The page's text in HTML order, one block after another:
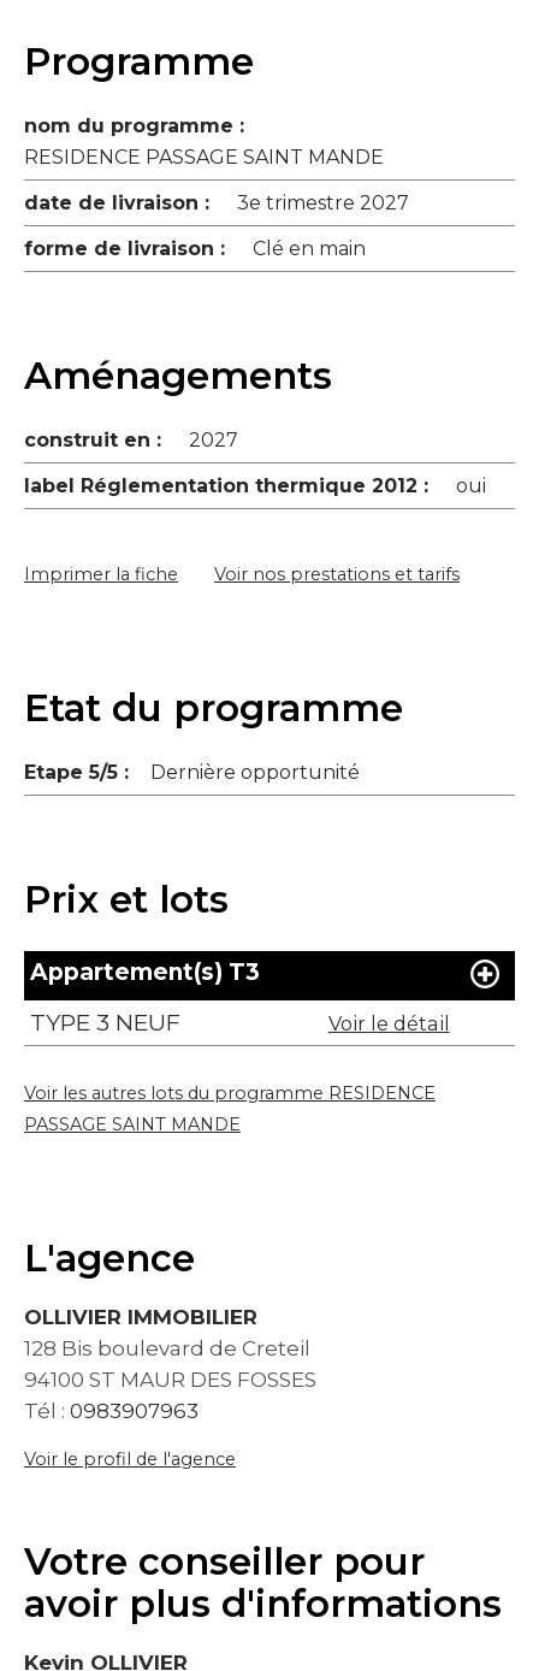
Programme
nom du programme :
RESIDENCE PASSAGE SAINT MANDE
date de livraison :
3e trimestre 2027
forme de livraison :
Clé en main
Aménagements
construit en :
2027
label Réglementation thermique 2012 :
oui
Imprimer la fiche Voir nos prestations et tarifs
Etat du programme
Etape 5/5 : Dernière opportunité
Prix et lots
Appartement(s) T3
TYPE 3 NEUF
Voir le détail
Voir les autres lots du programme RESIDENCE
PASSAGE SAINT MANDE
L'agence
OLLIVIER IMMOBILIER
128 Bis boulevard de Creteil
94100 ST MAUR DES FOSSES
Tél : 0983907963
Voir le profil de l'agence
Votre conseiller pour
avoir plus d'informations
Kevin OLLIVIER